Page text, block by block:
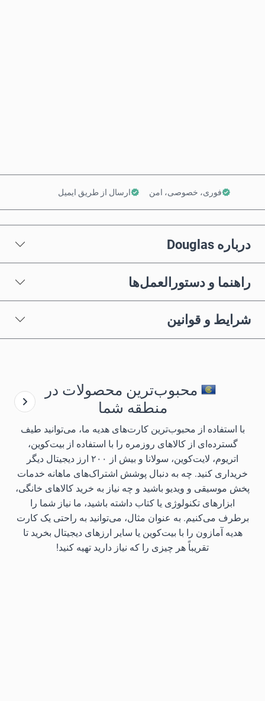
فوری، خصوصی، امن ارسال از طریق ایمیل
درباره Douglas
راهنما و دستورالعمل‌ها
شرایط و قوانین
محبوب‌ترین محصولات در
منطقه شما
با استفاده از محبوب‌ترین کارت‌های هدیه ما، می‌توانید طیف
گسترده‌ای از کالاهای روزمره را با استفاده از بیت‌کوین،
اتریوم، لایت‌کوین، سولانا و بیش از ۲۰۰ ارز دیجیتال دیگر
خریداری کنید. چه به دنبال پوشش اشتراک‌های ماهانه خدمات
پخش موسیقی و ویدیو باشید و چه نیاز به خرید کالاهای خانگی،
ابزارهای تکنولوژی یا کتاب داشته باشید، ما نیاز شما را
برطرف می‌کنیم. به عنوان مثال، می‌توانید به راحتی یک کارت
هدیه آمازون را با بیت‌کوین یا سایر ارزهای دیجیتال بخرید تا
تقریباً هر چیزی را که نیاز دارید تهیه کنید!